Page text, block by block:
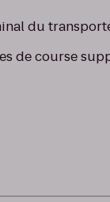
du
de course